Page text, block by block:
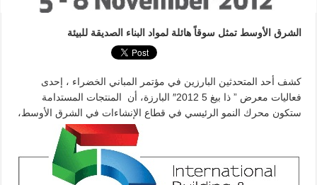
الشرق الأوسط تمثل سوقاً هائلة لمواد البناء الصديقة للبيئة
كشف أحد المتحدثين البارزين في مؤتمر المباني الخضراء ، إحدى
فعاليات معرض ” ذا بيغ 5 2012″ البارزة، أن المنتجات المستدامة
ستكون محرك النمو الرئيسي في قطاع الإنشاءات في الشرق الأوسط،